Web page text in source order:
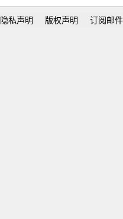
隐私声明 版权声明 订阅邮件